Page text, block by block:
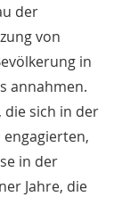
der
von
in
annahmen.
die sich in der
in der
Jahre, die